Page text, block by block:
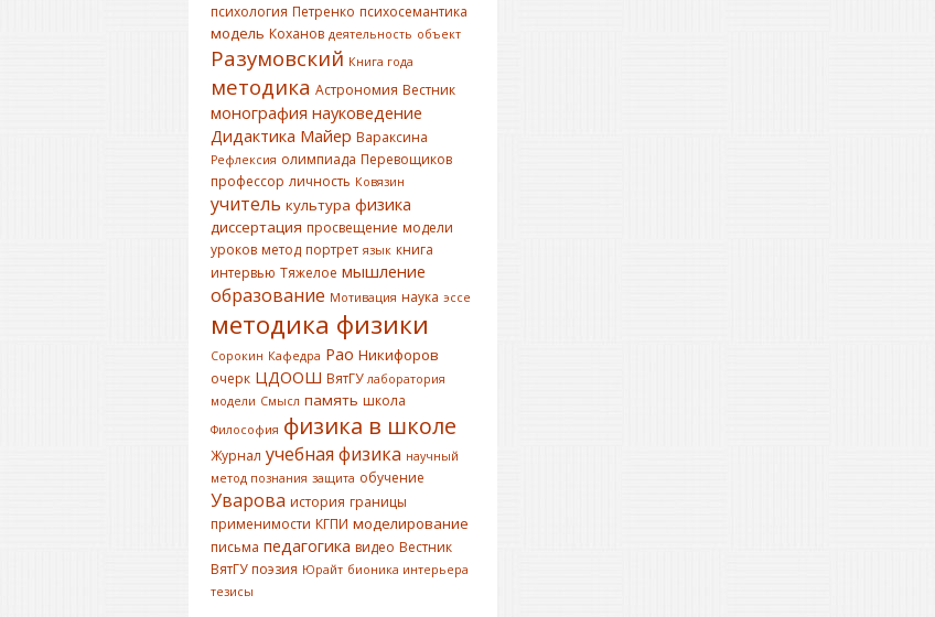
психология Петренко психосемантика
модель Коханов деятельность объект
Разумовский Книга года
методика Астрономия Вестник
монография науковедение
Дидактика Майер Вараксина
Рефлексия олимпиада Перевощиков
профессор личность Ковязин
учитель культура физика
диссертация просвещение модели
уроков метод портрет язык книга
интервью Тяжелое мышление
образование Мотивация наука эссе
методика физики
Сорокин Кафедра Рао Никифоров
очерк ЦДООШ ВятГУ лаборатория
модели Смысл память школа
Философия физика в школе
Журнал учебная физика научный
метод познания защита обучение
Уварова история границы
применимости КГПИ моделирование
письма педагогика видео Вестник
ВятГУ поэзия Юрайт бионика интерьера
тезисы